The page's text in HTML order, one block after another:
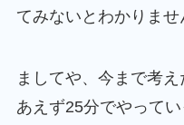
てみないとわかりませ
ましてや、今まで考
あえず25分でやって